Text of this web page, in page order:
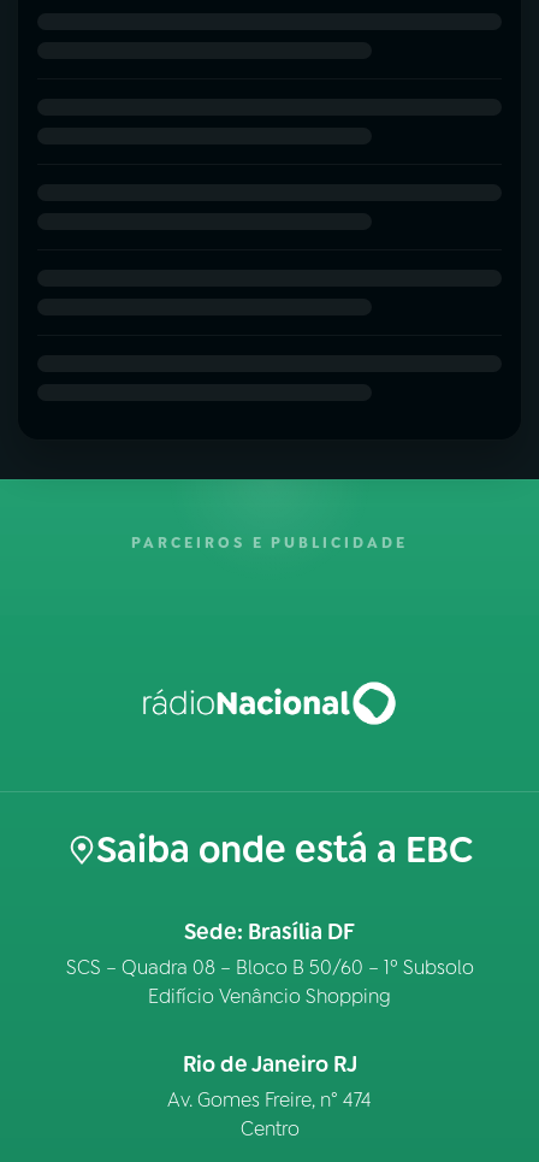
PARCEIROS E PUBLICIDADE
Saiba onde está a EBC
Sede: Brasília DF
SCS – Quadra 08 – Bloco B 50/60 – 1º Subsolo
Edifício Venâncio Shopping
Rio de Janeiro RJ
Av. Gomes Freire, n° 474
Centro